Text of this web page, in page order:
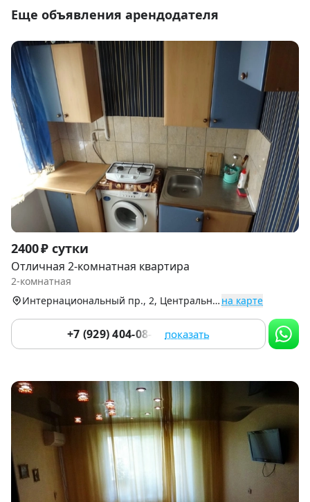
Еще объявления арендодателя
Item
1
of
5
2400 ₽ сутки
Отличная 2-комнатная квартира
2-комнатная
Интернациональный пр., 2, Центральный округ на карте
+7 (929) 404-08-22 показать